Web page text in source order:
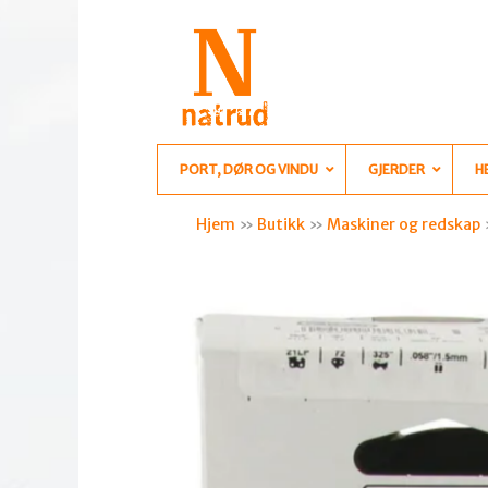
PORT, DØR OG VINDU GJERDER
Hjem » Butikk » Maskiner og redskap